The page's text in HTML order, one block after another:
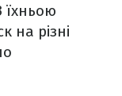
їхньою
на різні